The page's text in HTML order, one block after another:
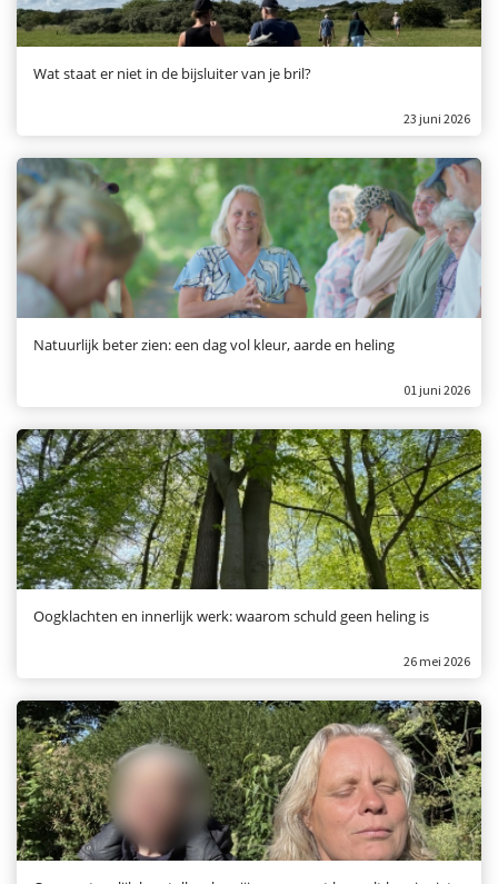
Wat staat er niet in de bijsluiter van je bril?
23 juni 2026
Natuurlijk beter zien: een dag vol kleur, aarde en heling
01 juni 2026
Oogklachten en innerlijk werk: waarom schuld geen heling is
26 mei 2026